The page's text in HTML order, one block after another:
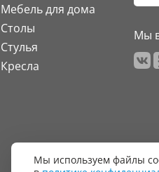
Мебель для дома
Столы
Стулья
Кресла
Мы
Мы используем файлы